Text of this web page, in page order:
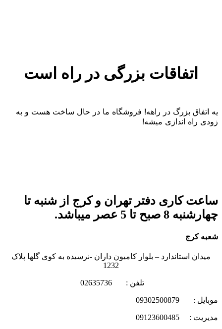
اتفاقات بزرگی در راه است
یه اتفاق بزرگ در راهه! فروشگاه ما در حال ساخت هست و به
زودی راه اندازی میشه!
ساعت کاری دفتر تهران و کرج از شنبه تا
چهارشنبه 8 صبح تا 5 عصر میباشد.
شعبه کرج
میدان استاندارد – بلوار کامیون داران -نرسیده به کوی گلها پلاک
1232
تلفن : 02635736
موبایل : 09302500879
مدیریت : 09123600485